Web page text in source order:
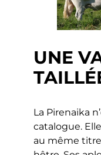
UNE
La Pirenaika
catalogue.
au même